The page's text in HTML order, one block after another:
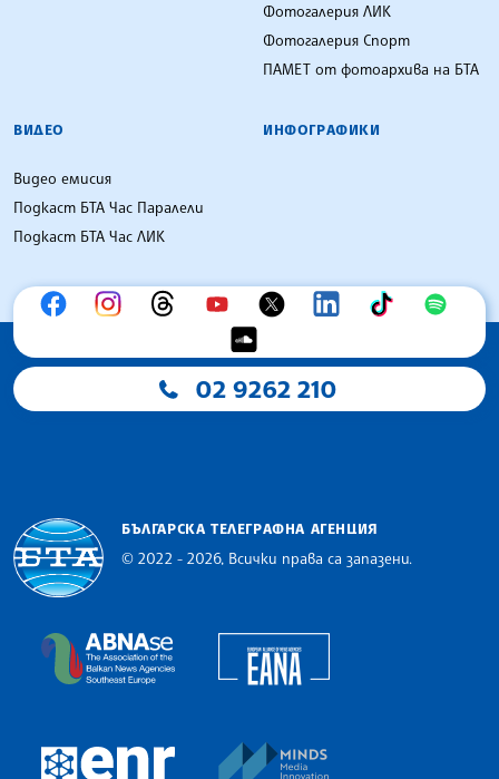
Фотогалерия ЛИК
Фотогалерия Спорт
ПАМЕТ от фотоархива на БТА
ВИДЕО
Видео емисия
Подкаст БТА Час Паралели
Подкаст БТА Час ЛИК
ИНФОГРАФИКИ
02 9262 210
БЪЛГАРСКА ТЕЛЕГРАФНА АГЕНЦИЯ
© 2022 - 2026, Всички права са запазени.
The Assocoation of the Balkan News Agencies
European Newsroom